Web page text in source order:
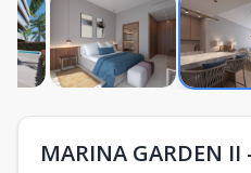
MARINA GARDEN II